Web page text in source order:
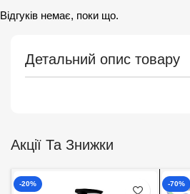
Детальний опис товару
Відгуків немає, поки що.
Акції Та Знижки
-20% -70%